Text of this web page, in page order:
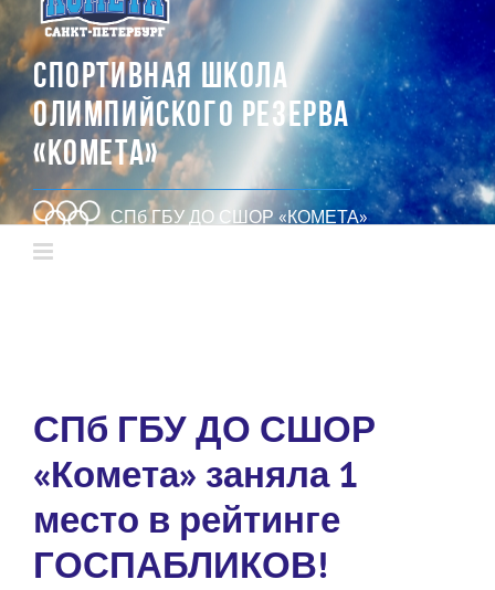
СПОРТИВНАЯ ШКОЛА
ОЛИМПИЙСКОГО РЕЗЕРВА
«КОМЕТА»
СПб ГБУ ДО СШОР «КОМЕТА»
СПб ГБУ ДО СШОР
«Комета» заняла 1
место в рейтинге
ГОСПАБЛИКОВ!